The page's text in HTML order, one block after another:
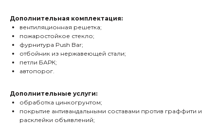
Дополнительная комплектация:
вентиляционная решетка;
пожаростойкое стекло;
фурнитура Push Bar;
отбойник из нержавеющей стали;
петли БАРК;
автопорог.
Дополнительные услуги:
обработка цинкогрунтом;
покрытие антивандальными составами против граффити и
расклейки объявлений;